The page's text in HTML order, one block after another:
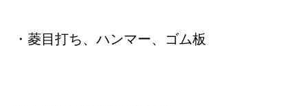
・菱目打ち、ハンマー、ゴム板